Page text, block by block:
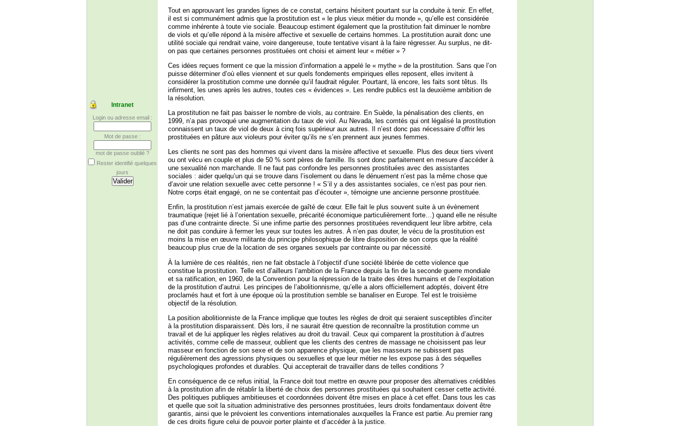
Intranet
Login ou adresse email :
Mot de passe :
mot de passe oublié ?
Rester identifié quelques
jours
Tout en approuvant les grandes lignes de ce constat, certains hésitent pourtant sur la conduite à tenir. En effet,
il est si communément admis que la prostitution est « le plus vieux métier du monde », qu’elle est considérée
comme inhérente à toute vie sociale. Beaucoup estiment également que la prostitution fait diminuer le nombre
de viols et qu’elle répond à la misère affective et sexuelle de certains hommes. La prostitution aurait donc une
utilité sociale qui rendrait vaine, voire dangereuse, toute tentative visant à la faire régresser. Au surplus, ne dit-
on pas que certaines personnes prostituées ont choisi et aiment leur « métier » ?
Ces idées reçues forment ce que la mission d’information a appelé le « mythe » de la prostitution. Sans que l’on
puisse déterminer d’où elles viennent et sur quels fondements empiriques elles reposent, elles invitent à
considérer la prostitution comme une donnée qu’il faudrait réguler. Pourtant, là encore, les faits sont têtus. Ils
infirment, les unes après les autres, toutes ces « évidences ». Les rendre publics est la deuxième ambition de
la résolution.
La prostitution ne fait pas baisser le nombre de viols, au contraire. En Suède, la pénalisation des clients, en
1999, n’a pas provoqué une augmentation du taux de viol. Au Nevada, les comtés qui ont légalisé la prostitution
connaissent un taux de viol de deux à cinq fois supérieur aux autres. Il n’est donc pas nécessaire d’offrir les
prostituées en pâture aux violeurs pour éviter qu’ils ne s’en prennent aux jeunes femmes.
Les clients ne sont pas des hommes qui vivent dans la misère affective et sexuelle. Plus des deux tiers vivent
ou ont vécu en couple et plus de 50 % sont pères de famille. Ils sont donc parfaitement en mesure d’accéder à
une sexualité non marchande. Il ne faut pas confondre les personnes prostituées avec des assistantes
sociales : aider quelqu’un qui se trouve dans l’isolement ou dans le dénuement n’est pas la même chose que
d’avoir une relation sexuelle avec cette personne ! « S’il y a des assistantes sociales, ce n’est pas pour rien.
Notre corps était engagé, on ne se contentait pas d’écouter », témoigne une ancienne personne prostituée.
Enfin, la prostitution n’est jamais exercée de gaîté de cœur. Elle fait le plus souvent suite à un évènement
traumatique (rejet lié à l’orientation sexuelle, précarité économique particulièrement forte…) quand elle ne résulte
pas d’une contrainte directe. Si une infime partie des personnes prostituées revendiquent leur libre arbitre, cela
ne doit pas conduire à fermer les yeux sur toutes les autres. À n’en pas douter, le vécu de la prostitution est
moins la mise en œuvre militante du principe philosophique de libre disposition de son corps que la réalité
beaucoup plus crue de la location de ses organes sexuels par contrainte ou par nécessité.
À la lumière de ces réalités, rien ne fait obstacle à l’objectif d’une société libérée de cette violence que
constitue la prostitution. Telle est d’ailleurs l’ambition de la France depuis la fin de la seconde guerre mondiale
et sa ratification, en 1960, de la Convention pour la répression de la traite des êtres humains et de l’exploitation
de la prostitution d’autrui. Les principes de l’abolitionnisme, qu’elle a alors officiellement adoptés, doivent être
proclamés haut et fort à une époque où la prostitution semble se banaliser en Europe. Tel est le troisième
objectif de la résolution.
La position abolitionniste de la France implique que toutes les règles de droit qui seraient susceptibles d’inciter
à la prostitution disparaissent. Dès lors, il ne saurait être question de reconnaître la prostitution comme un
travail et de lui appliquer les règles relatives au droit du travail. Ceux qui comparent la prostitution à d’autres
activités, comme celle de masseur, oublient que les clients des centres de massage ne choisissent pas leur
masseur en fonction de son sexe et de son apparence physique, que les masseurs ne subissent pas
régulièrement des agressions physiques ou sexuelles et que leur métier ne les expose pas à des séquelles
psychologiques profondes et durables. Qui accepterait de travailler dans de telles conditions ?
En conséquence de ce refus initial, la France doit tout mettre en œuvre pour proposer des alternatives crédibles
à la prostitution afin de rétablir la liberté de choix des personnes prostituées qui souhaitent cesser cette activité.
Des politiques publiques ambitieuses et coordonnées doivent être mises en place à cet effet. Dans tous les cas
et quelle que soit la situation administrative des personnes prostituées, leurs droits fondamentaux doivent être
garantis, ainsi que le prévoient les conventions internationales auxquelles la France est partie. Au premier rang
de ces droits figure celui de pouvoir porter plainte et d’accéder à la justice.